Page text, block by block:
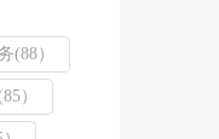
(88）
）